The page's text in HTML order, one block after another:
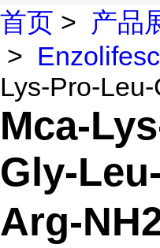
首页 > 产品
>
Lys-Pro-
Mca-
Gly-
Arg-